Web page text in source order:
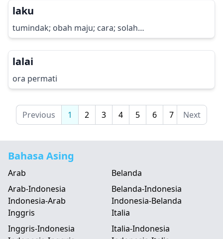
laku
tumindak; obah maju; cara; solah…
lalai
ora permati
Previous 1 2 3 4 5 6 7 Next
Bahasa Asing
Arab
Arab-Indonesia
Indonesia-Arab
Belanda
Belanda-Indonesia
Indonesia-Belanda
Inggris
Inggris-Indonesia
Italia
Italia-Indonesia